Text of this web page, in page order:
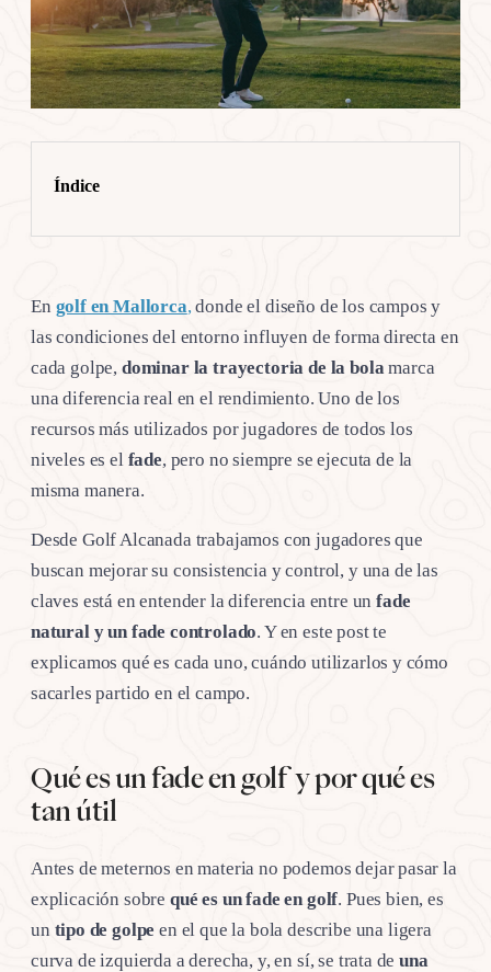
Índice
En golf en Mallorca, donde el diseño de los campos y
las condiciones del entorno influyen de forma directa en
cada golpe, dominar la trayectoria de la bola marca
una diferencia real en el rendimiento. Uno de los
recursos más utilizados por jugadores de todos los
niveles es el fade, pero no siempre se ejecuta de la
misma manera.
Desde Golf Alcanada trabajamos con jugadores que
buscan mejorar su consistencia y control, y una de las
claves está en entender la diferencia entre unfade
natural y un fade controlado. Y en este post te
explicamos qué es cada uno, cuándo utilizarlos y cómo
sacarles partido en el campo.
Qué es un fade en golf y por qué es
tan útil
Antes de meternos en materia no podemos dejar pasar la
explicación sobre qué es un fade en golf. Pues bien, es
un tipo de golpe en el que la bola describe una ligera
curva de izquierda a derecha, y, en sí, se trata deuna